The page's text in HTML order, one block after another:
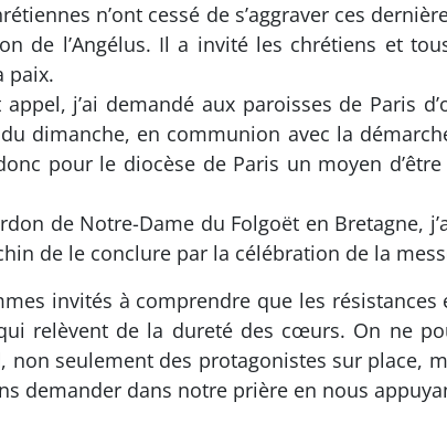
n’ont cessé de s’aggraver ces
de l’Angélus. Il a invité les chrétiens et
paix.
j’ai demandé aux paroisses de Paris
dimanche, en communion avec la
pour le diocèse de Paris un moyen
de Notre-Dame du Folgoët en Bretagne,
de le conclure par la célébration de la
invités à comprendre que les
relèvent de la dureté des cœurs. On ne
seulement des protagonistes sur place,
demander dans notre prière en nous